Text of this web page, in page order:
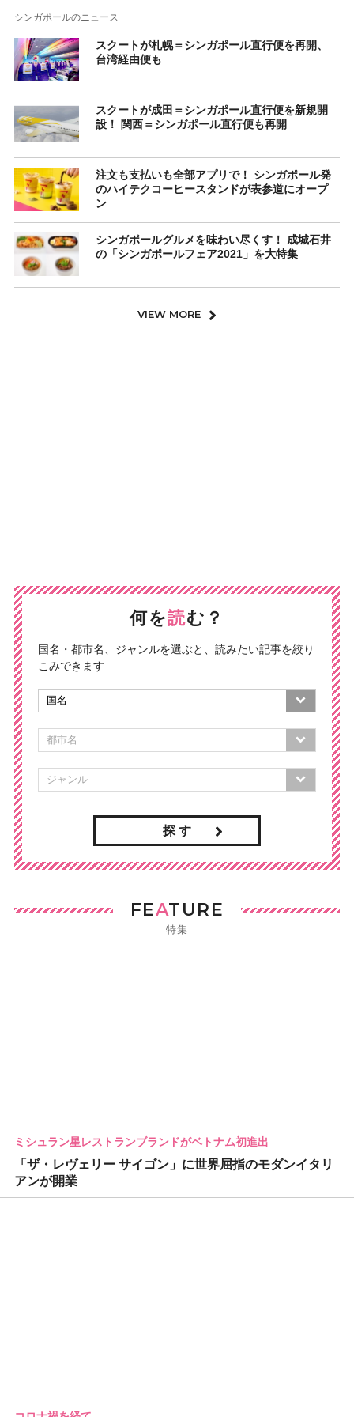
シンガポールのニュース
スクートが札幌＝シンガポール直行便を再開、
台湾経由便も
スクートが成田＝シンガポール直行便を新規開
設！ 関西＝シンガポール直行便も再開
注文も支払いも全部アプリで！ シンガポール発
のハイテクコーヒースタンドが表参道にオープ
ン
シンガポールグルメを味わい尽くす！ 成城石井
の「シンガポールフェア2021」を大特集
VIEW MORE
何を読む？
国名・都市名、ジャンルを選ぶと、読みたい記事を絞り
こみできます
探 す
FEATURE
特集
ミシュラン星レストランブランドがベトナム初進出
「ザ・レヴェリー サイゴン」に世界屈指のモダンイタリ
アンが開業